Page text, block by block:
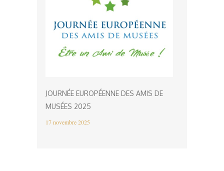
JOURNÉE EUROPÉENNE DES AMIS DE
MUSÉES 2025
17 novembre 2025